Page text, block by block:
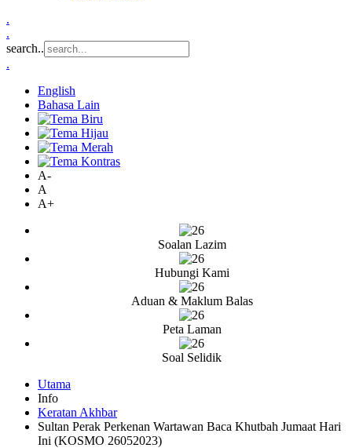
.
.
search..
.
English
Bahasa Lain
A-
A
A+
Soalan Lazim
Hubungi Kami
Aduan & Maklum Balas
Peta Laman
Soal Selidik
Utama
Info
Keratan Akhbar
Sultan Perak Perkenan Wartawan Baca Khutbah Jumaat Hari
Ini (KOSMO 26052023)